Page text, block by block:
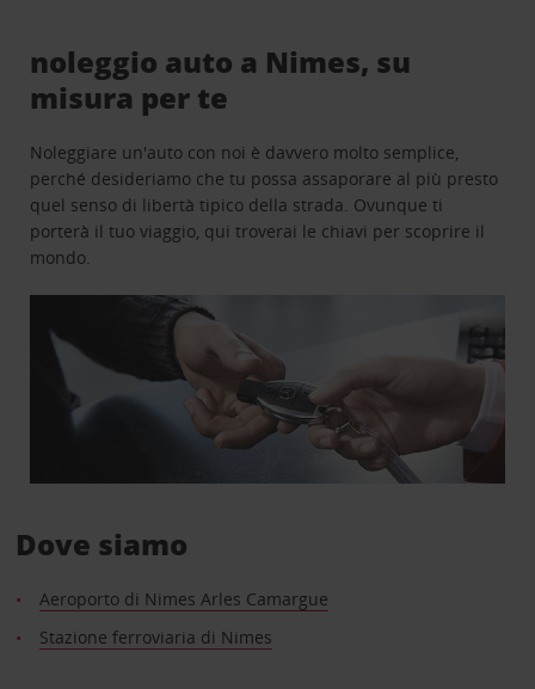
noleggio auto a Nimes, su
misura per te
Noleggiare un'auto con noi è davvero molto semplice,
perché desideriamo che tu possa assaporare al più presto
quel senso di libertà tipico della strada. Ovunque ti
porterà il tuo viaggio, qui troverai le chiavi per scoprire il
mondo.
Dove siamo
Aeroporto di Nimes Arles Camargue
Stazione ferroviaria di Nimes